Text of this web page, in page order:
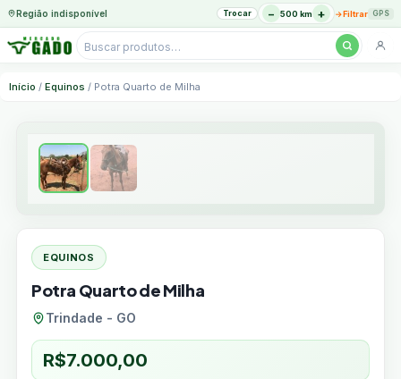
Região indisponível Trocar − 500 km + →Filtrar GPS
Pesquisar
para
Início / Equinos / Potra Quarto de Milha
EQUINOS
Potra Quarto de Milha
Trindade - GO
R$7.000,00